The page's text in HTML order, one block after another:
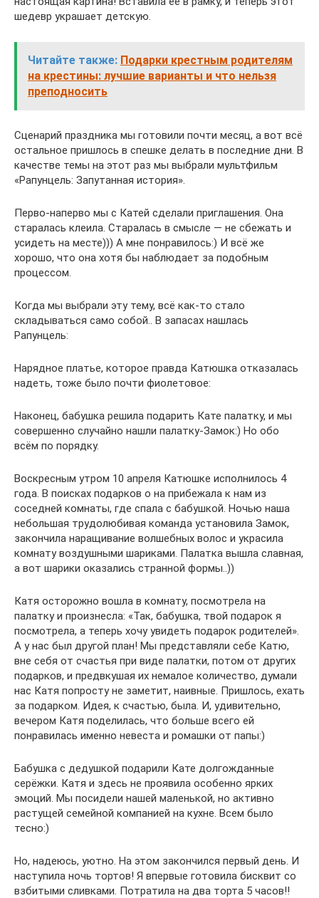
шедевр украшает детскую.
Читайте также: Подарки крестным родителям
на крестины: лучшие варианты и что нельзя
преподносить
Сценарий праздника мы готовили почти месяц, а вот всё
остальное пришлось в спешке делать в последние дни. В
качестве темы на этот раз мы выбрали мультфильм
«Рапунцель: Запутанная история».
Перво-наперво мы с Катей сделали приглашения. Она
старалась клеила. Старалась в смысле — не сбежать и
усидеть на месте))) А мне понравилось:) И всё же
хорошо, что она хотя бы наблюдает за подобным
процессом.
Когда мы выбрали эту тему, всё как-то стало
складываться само собой.. В запасах нашлась
Рапунцель:
Нарядное платье, которое правда Катюшка отказалась
надеть, тоже было почти фиолетовое:
Наконец, бабушка решила подарить Кате палатку, и мы
совершенно случайно нашли палатку-Замок:) Но обо
всём по порядку.
Воскресным утром 10 апреля Катюшке исполнилось 4
года. В поисках подарков о на прибежала к нам из
соседней комнаты, где спала с бабушкой. Ночью наша
небольшая трудолюбивая команда установила Замок,
закончила наращивание волшебных волос и украсила
комнату воздушными шариками. Палатка вышла славная,
а вот шарики оказались странной формы..))
Катя осторожно вошла в комнату, посмотрела на
палатку и произнесла: «Так, бабушка, твой подарок я
посмотрела, а теперь хочу увидеть подарок родителей».
А у нас был другой план! Мы представляли себе Катю,
вне себя от счастья при виде палатки, потом от других
подарков, и предвкушая их немалое количество, думали
нас Катя попросту не заметит, наивные. Пришлось, ехать
за подарком. Идея, к счастью, была. И, удивительно,
вечером Катя поделилась, что больше всего ей
понравилась именно невеста и ромашки от папы:)
Бабушка с дедушкой подарили Кате долгожданные
серёжки. Катя и здесь не проявила особенно ярких
эмоций. Мы посидели нашей маленькой, но активно
растущей семейной компанией на кухне. Всем было
тесно:)
Но, надеюсь, уютно. На этом закончился первый день. И
наступила ночь тортов! Я впервые готовила бисквит со
взбитыми сливками. Потратила на два торта 5 часов!!